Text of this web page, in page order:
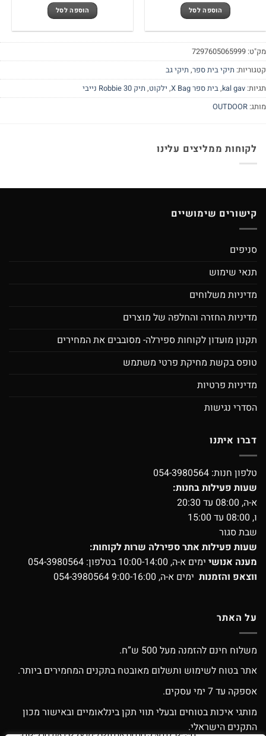
הוספה לסל היה:
550.00 ₪.
הוספה לסל
מק"ט: 7297605065999
קטגוריות: תיקי בית ספר, תיקי גב
תגיות: kal gav
,בית ספר X Bag , ילקוט, תיק Robbie 30 נייבי
מותג: OUTDOOR
לקוחות ממליצים עלינו
קישורים שימושיים
סניפים
תנאי שימוש
מדיניות משלוחים
מדיניות החזרה והחלפה של מוצרים
תקנון מועדון לקוחות ספירלה- מסובבים את המחירים
טופס בקשת מחיקת פרטי משתמש
מדיניות פרטיות
הסדרי נגישות
דברו איתנו
טלפון חנות: 054-3980564
שעות פעילות בחנות:
א-ה, 08:00 עד 20:30
ו, 08:00 עד 15:00
שבת סגור
שעות פעילות אתר ספירלה שרות לקוחות:
מענה אנושי ימים א-ה, 10:00-14:00 בטלפון:
054-3980564
ווצאפ והזמנות ימים א-ה, 9:00-16:00 054-3980564
על האתר
משלוח חינם להזמנה מעל 500 ש”ח.
אתר בטוח לשימוש ותשלום מאובטח בתקנים המחמירים ביותר.
אספקה עד 7 ימי עסקים.
מותגי איכות בטוחים ובעלי תווי תקן בינלאומיים ובאישור מכון
התקנים הישראלי.